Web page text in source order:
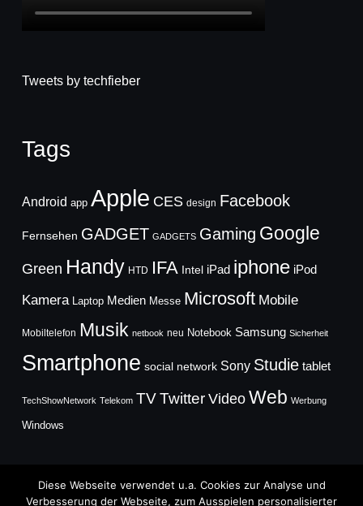
Tweets by techfieber
Tags
Android app Apple CES design Facebook
Fernsehen GADGET GADGETS Gaming Google
Green Handy HTD IFA Intel iPad iphone iPod
Kamera Laptop Medien Messe Microsoft Mobile
Mobiltelefon Musik netbook neu Notebook Samsung Sicherheit
Smartphone social network Sony Studie tablet
TechShowNetwork Telekom TVTwitter Video Web Werbung
Windows
Diese Webseite verwendet u.a. Cookies zur Analyse und
Verbesserung der Webseite, zum Ausspielen personalisierter